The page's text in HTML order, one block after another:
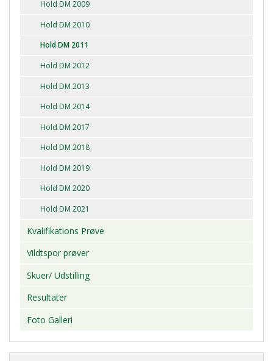
Hold DM 2009
Hold DM 2010
Hold DM 2011
Hold DM 2012
Hold DM 2013
Hold DM 2014
Hold DM 2017
Hold DM 2018
Hold DM 2019
Hold DM 2020
Hold DM 2021
Kvalifikations Prøve
Vildtspor prøver
Skuer/ Udstilling
Resultater
Foto Galleri